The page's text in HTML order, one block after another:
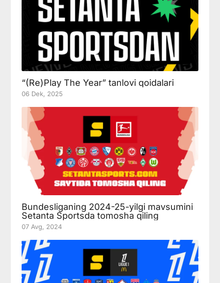
“(Re)Play The Year” tanlovi qoidalari
06 Dek, 2025
Bundesliganing 2024-25-yilgi mavsumini
Setanta Sportsda tomosha qiling
07 Avg, 2024